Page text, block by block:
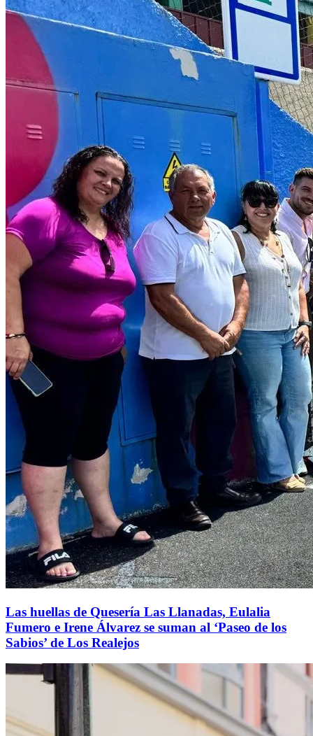
Las huellas de Quesería Las Llanadas, Eulalia
Fumero e Irene Álvarez se suman al ‘Paseo de los
Sabios’ de Los Realejos